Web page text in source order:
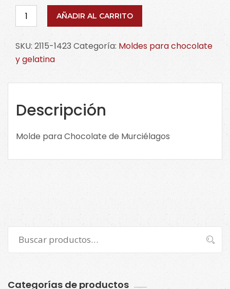
Molde
Chocolate
Murciélagos.
2115-
1423
AÑADIR AL CARRITO
SKU: 2115-1423Categoría: Moldes para chocolate
y gelatina
Descripción
Molde para Chocolate de Murciélagos
por:
Buscar
Categorías de productos